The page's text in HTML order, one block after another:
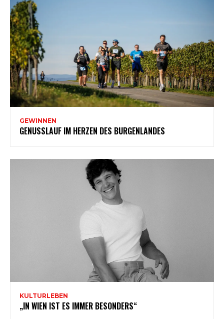
GEWINNEN
GENUSSLAUF IM HERZEN DES BURGENLANDES
KULTURLEBEN
„IN WIEN IST ES IMMER BESONDERS“